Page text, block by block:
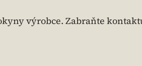
výrobce. Zabraňte